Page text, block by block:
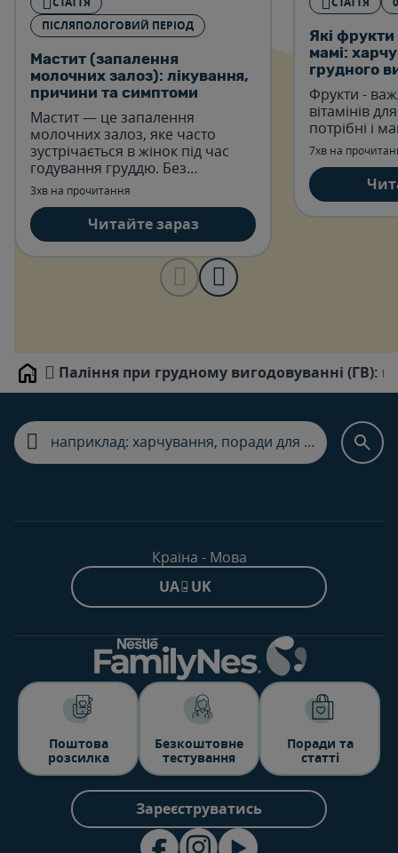
ПІСЛЯПОЛОГОВИЙ ПЕРІОД
Мастит (запалення
молочних залоз): лікування,
причини та симптоми
Мастит — це запалення
молочних залоз, яке часто
зустрічається в жінок під час
годування груддю. Без
належного лікування воно
може призвести до сильного
болю, лихоманки та інфекції.
3хв на прочитання
Читайте зараз
Які
мамі:
грудного
Фрукти -
вітамінів
потрібні і
7хв на
Home Паління при грудному вигодовуванні (ГВ):
Країна - Мова
UA - UK
Поштова
розсилка
Безкоштовне
тестування
Поради та
статті
Зареєструватись